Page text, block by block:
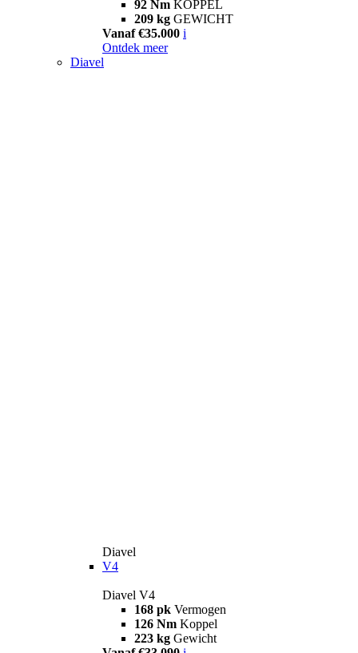
92 Nm KOPPEL
209 kg GEWICHT
Vanaf €35.000 i
Ontdek meer
Diavel
Diavel
V4
Diavel V4
168 pk Vermogen
126 Nm Koppel
223 kg Gewicht